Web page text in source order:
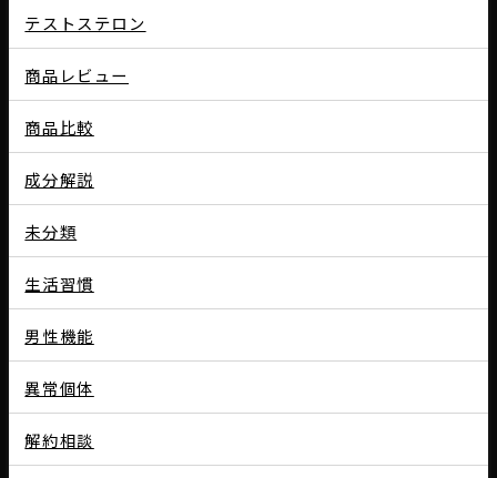
テストステロン
商品レビュー
商品比較
成分解説
未分類
生活習慣
男性機能
異常個体
解約相談